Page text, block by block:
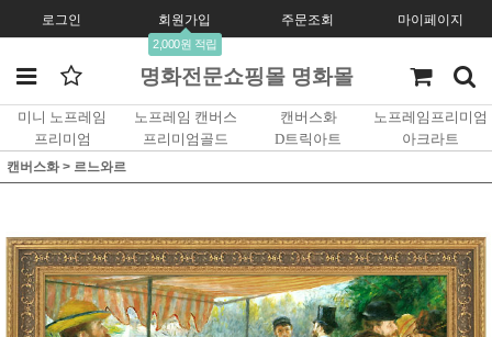
로그인 회원가입
2,000원 적립
주문조회 마이페이지
명화전문쇼핑몰 명화몰
미니 노프레임 노프레임 캔버스 캔버스화
노프레임프리미엄
프리미엄
프리미엄골드 D트릭아트 아크라트
캔버스화> 르느와르